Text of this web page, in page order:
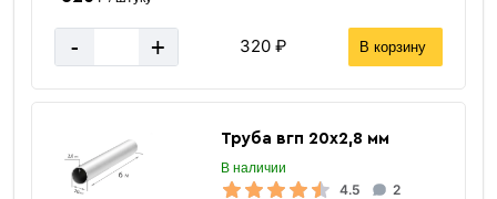
- + 320 ₽ В корзину
Труба вгп 20х2,8 мм
В наличии
4.5 2